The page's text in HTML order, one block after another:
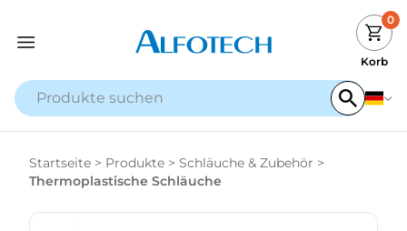
0
Korb
Startseite > Produkte > Schläuche & Zubehör >
Thermoplastische Schläuche